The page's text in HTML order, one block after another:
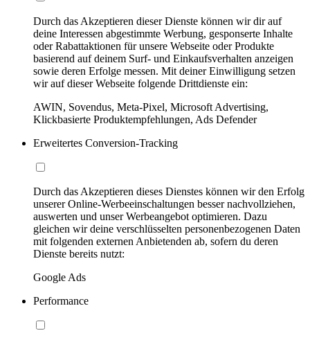
Durch das Akzeptieren dieser Dienste können wir dir auf
deine Interessen abgestimmte Werbung, gesponserte Inhalte
oder Rabattaktionen für unsere Webseite oder Produkte
basierend auf deinem Surf- und Einkaufsverhalten anzeigen
sowie deren Erfolge messen. Mit deiner Einwilligung setzen
wir auf dieser Webseite folgende Drittdienste ein:
AWIN, Sovendus, Meta-Pixel, Microsoft Advertising,
Klickbasierte Produktempfehlungen, Ads Defender
Erweitertes Conversion-Tracking
Durch das Akzeptieren dieses Dienstes können wir den Erfolg
unserer Online-Werbeeinschaltungen besser nachvollziehen,
auswerten und unser Werbeangebot optimieren. Dazu
gleichen wir deine verschlüsselten personenbezogenen Daten
mit folgenden externen Anbietenden ab, sofern du deren
Dienste bereits nutzt:
Google Ads
Performance